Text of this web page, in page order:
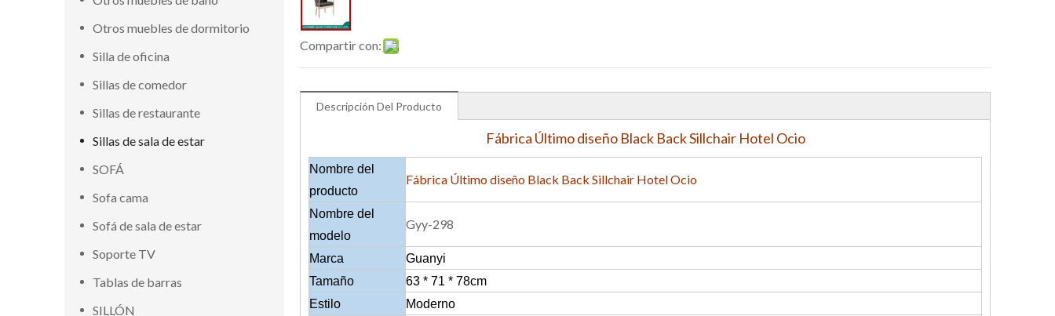
Otros muebles de dormitorio
Silla de oficina
Sillas de comedor
Sillas de restaurante
Sillas de sala de estar
SOFÁ
Sofa cama
Sofá de sala de estar
Soporte TV
Tablas de barras
SILLÓN
Compartir con:
Descripción Del Producto
Fábrica Último diseño Black Back Sillchair Hotel Ocio
Nombre del
producto
Fábrica Último diseño Black Back Sillchair Hotel Ocio
Nombre del
modelo
Gyy-298
Marca
Guanyi
Tamaño
63 * 71 * 78cm
Estilo
Moderno